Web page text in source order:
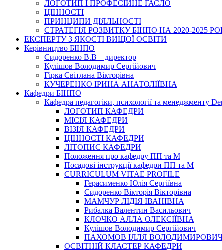
ЛОГОТИП І ПРОФЕСІЙНЕ ГАСЛО
ЦІННОСТІ
ПРИНЦИПИ ДІЯЛЬНОСТІ
СТРАТЕГІЯ РОЗВИТКУ БІНПО НА 2020-2025
ЕКСПЕРТУ З ЯКОСТІ ВИЩОЇ ОСВІТИ
Керівництво БІНПО
Сидоренко В.В – директор
Кулішов Володимир Сергійович
Гірка Світлана Вікторівна
КУЧЕРЕНКО ІРИНА АНАТОЛІЇВНА
Кафедри БІНПО
Кафедра педагогіки, психології та менеджменту
ЛОГОТИП КАФЕДРИ
МІСІЯ КАФЕДРИ
ВІЗІЯ КАФЕДРИ
ЦІННОСТІ КАФЕДРИ
ЛІТОПИС КАФЕДРИ
Положення про кафедру ПП та М
Посадові інструкції кафедри ПП та М
CURRICULUM VITAE PROFILE
Герасименко Юлія Сергіївна
Сидоренко Вікторія Вікторівна
МАМЧУР ЛІДІЯ ІВАНІВНА
Рибалка Валентин Васильович
КЛОЧКО АЛЛА ОЛЕКСІЇВНА
Кулішов Володимир Сергійович
ПАХОМОВ ІЛЛЯ
ОСВІТНІЙ КЛАСТЕР КАФЕДРИ